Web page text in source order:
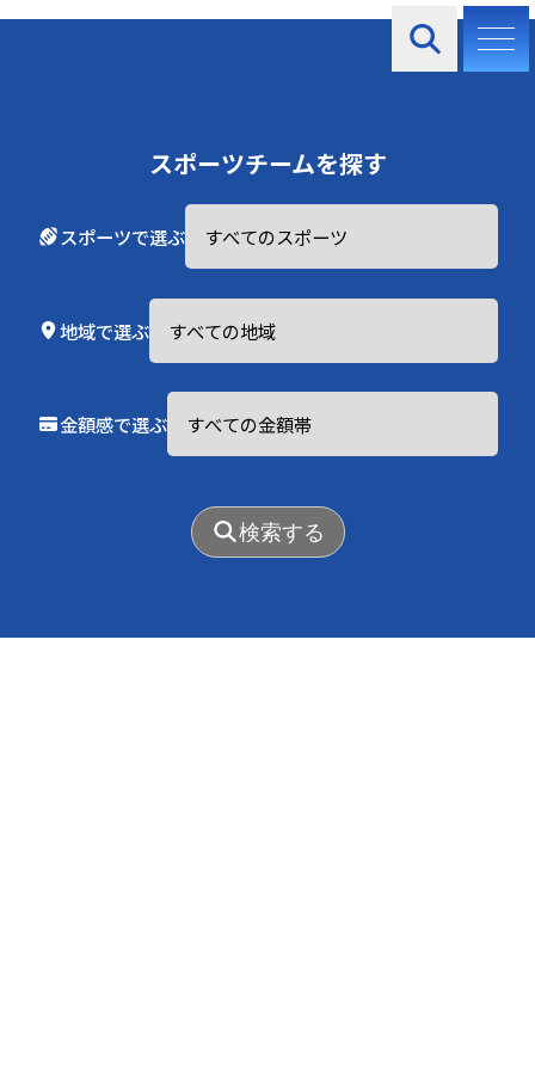
スポーツチームを探す
スポーツで選ぶ
地域で選ぶ
金額感で選ぶ
検索する
お知らせ
2025.12.15
東北大学学友会ヨット部